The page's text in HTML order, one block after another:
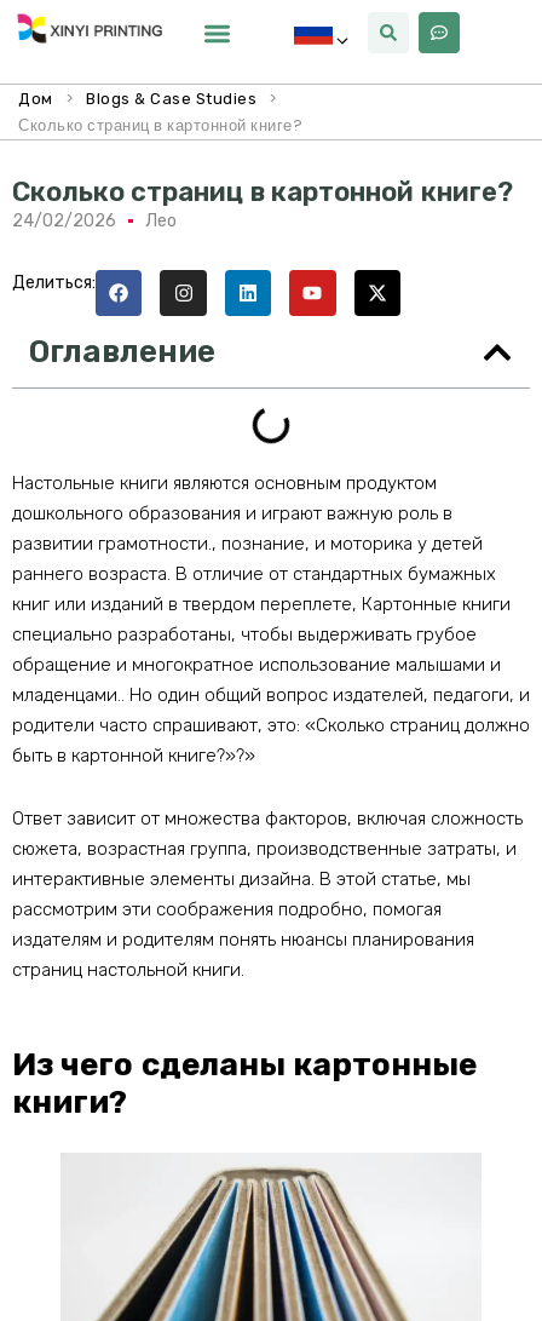
Дом > Blogs & Case Studies
>
Сколько страниц в картонной книге?
Сколько страниц в картонной книге?
24/02/2026 Лео
Делиться:
Оглавление
Настольные книги являются основным продуктом
дошкольного образования и играют важную роль в
развитии грамотности., познание, и моторика у детей
раннего возраста. В отличие от стандартных бумажных
книг или изданий в твердом переплете, Картонные книги
специально разработаны, чтобы выдерживать грубое
обращение и многократное использование малышами и
младенцами.. Но один общий вопрос издателей, педагоги, и
родители часто спрашивают, это: «Сколько страниц должно
быть в картонной книге?»?»
Ответ зависит от множества факторов, включая сложность
сюжета, возрастная группа, производственные затраты, и
интерактивные элементы дизайна. В этой статье, мы
рассмотрим эти соображения подробно, помогая
издателям и родителям понять нюансы планирования
страниц настольной книги.
Из чего сделаны картонные
книги?